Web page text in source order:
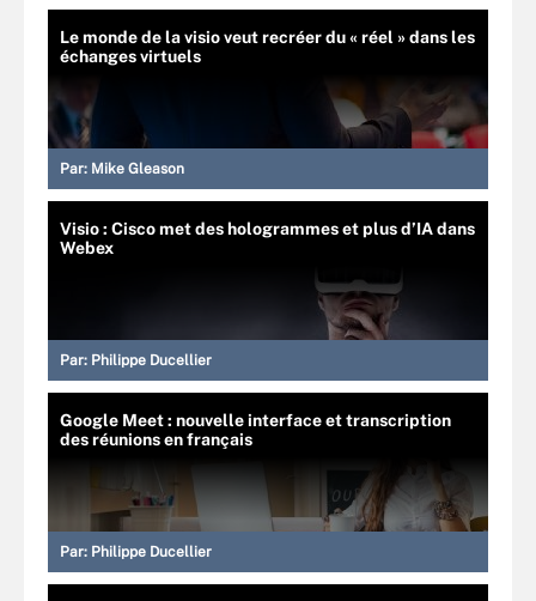
Le monde de la visio veut recréer du « réel » dans les
échanges virtuels
Par: Mike Gleason
Visio : Cisco met des hologrammes et plus d’IA dans
Webex
Par: Philippe Ducellier
Google Meet : nouvelle interface et transcription
des réunions en français
Par: Philippe Ducellier